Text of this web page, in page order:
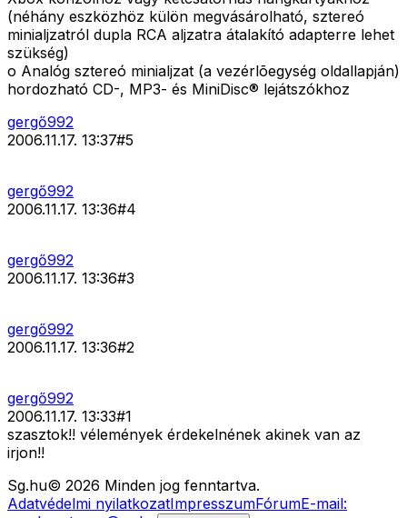
(néhány eszközhöz külön megvásárolható, sztereó
minialjzatról dupla RCA aljzatra átalakító adapterre lehet
szükség)
o Analóg sztereó minialjzat (a vezérlõegység oldallapján)
hordozható CD-, MP3- és MiniDisc® lejátszókhoz
gergő992
2006.11.17. 13:37#5
gergő992
2006.11.17. 13:36#4
gergő992
2006.11.17. 13:36#3
gergő992
2006.11.17. 13:36#2
gergő992
2006.11.17. 13:33#1
szasztok!! vélemények érdekelnének akinek van az
irjon!!
Sg.hu© 2026 Minden jog fenntartva.
Adatvédelmi nyilatkozatImpresszumFórumE-mail: